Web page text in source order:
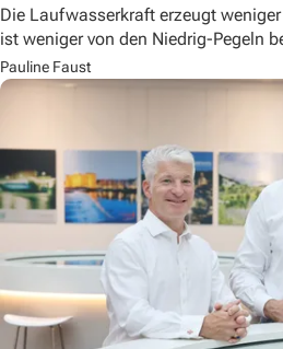
Die Laufwasserkraft erzeugt
ist weniger von den Niedrig-Pegeln
Pauline Faust